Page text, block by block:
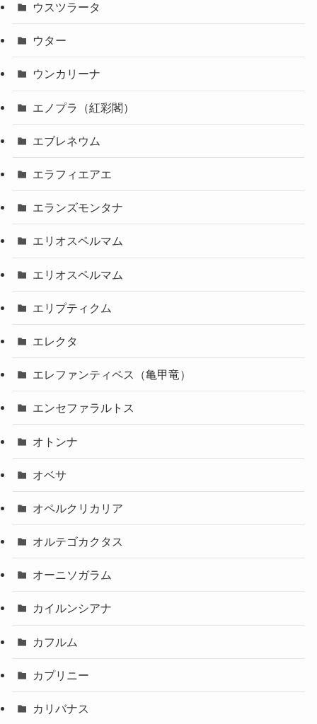
ウスツラータ
ウター
ウンカリーナ
エノプラ（紅彩閣）
エブレネウム
エラフィエアエ
エランズモンタナ
エリオスペルマム
エリオスペルマム
エリプティクム
エレクタ
エレファンティペス（亀甲竜）
エンセファラルトス
オトンナ
オベサ
オペルクリカリア
オルテゴカクタス
オーニソガラム
カイルンシアナ
カフルム
カプリニー
カリバナス